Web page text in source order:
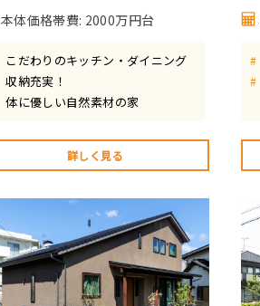
本体価格帯費: 2000万円台
こだわりのキッチン・ダイニング
収納充実！
体に優しい自然素材の家
詳しく見る
#
#